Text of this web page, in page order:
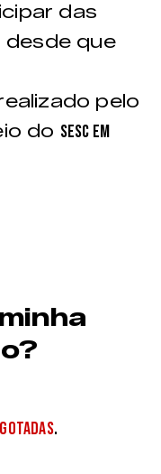
das
desde que
pelo
do Sesc em
.